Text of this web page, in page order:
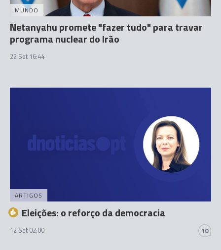
MUNDO
Netanyahu promete "fazer tudo" para travar
programa nuclear do Irão
22 Set 16:44
ARTIGOS
Eleições: o reforço da democracia
12 Set 02:00 10